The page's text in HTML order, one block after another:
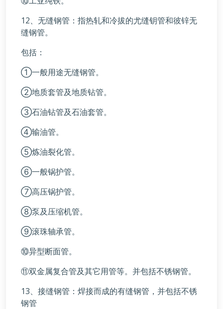
12、无缝钢管：指热轧和冷拔的尤缝钥管和彼锌无
缝钢管。
包括：
①一般用途无缝钢管。
②地质套管及地质钻管。
③石油钻管及石油套管。
④输油管。
⑤炼油裂化管。
⑥一般锅护管。
⑦高压锅护管。
⑧泵及压缩机管。
⑨滚珠轴承管。
⑩异型断面管。
⑪双金属复合管及其它用管等。并包括不锈钢管。
13、接缝钢管：焊接而成的有缝钢管，并包括不锈
钢管